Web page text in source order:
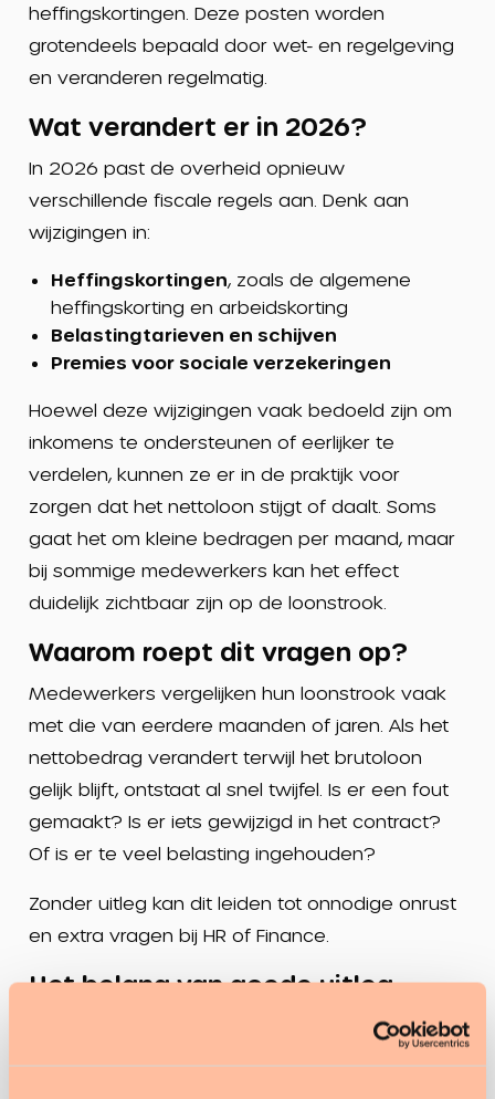
heffingskortingen. Deze posten worden
grotendeels bepaald door wet- en regelgeving
en veranderen regelmatig.
Wat verandert er in 2026?
In 2026 past de overheid opnieuw
verschillende fiscale regels aan. Denk aan
wijzigingen in:
Heffingskortingen, zoals de algemene
heffingskorting en arbeidskorting
Belastingtarieven en schijven
Premies voor sociale verzekeringen
Hoewel deze wijzigingen vaak bedoeld zijn om
inkomens te ondersteunen of eerlijker te
verdelen, kunnen ze er in de praktijk voor
zorgen dat het nettoloon stijgt of daalt. Soms
gaat het om kleine bedragen per maand, maar
bij sommige medewerkers kan het effect
duidelijk zichtbaar zijn op de loonstrook.
Waarom roept dit vragen op?
Medewerkers vergelijken hun loonstrook vaak
met die van eerdere maanden of jaren. Als het
nettobedrag verandert terwijl het brutoloon
gelijk blijft, ontstaat al snel twijfel. Is er een fout
gemaakt? Is er iets gewijzigd in het contract?
Of is er te veel belasting ingehouden?
Zonder uitleg kan dit leiden tot onnodige onrust
en extra vragen bij HR of Finance.
Het belang van goede uitleg
Een heldere toelichting op de loonstrook helpt